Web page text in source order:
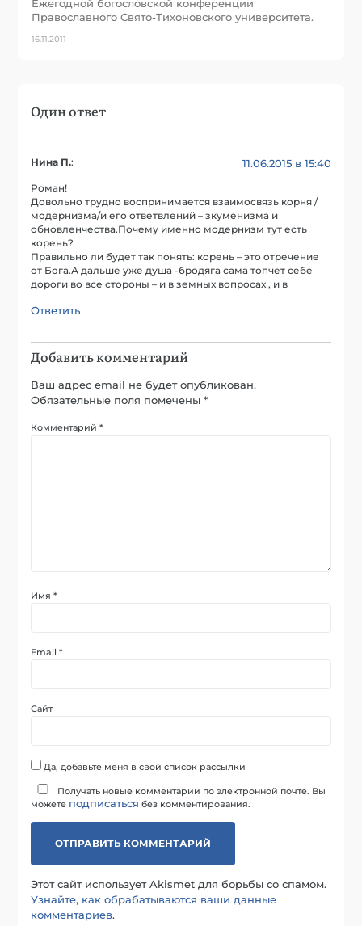
Ежегодной богословской конференции
Православного Свято-Тихоновского университета.
16.11.2011
Один ответ
Нина П.: 11.06.2015 в 15:40
Роман!
Довольно трудно воспринимается взаимосвязь корня /
модернизма/и его ответвлений – зкуменизма и
обновленчества.Почему именно модернизм тут есть
корень?
Правильно ли будет так понять: корень – это отречение
от Бога.А дальше уже душа -бродяга сама топчет себе
дороги во все стороны – и в земных вопросах , и в
Ответить
Добавить комментарий
Ваш адрес email не будет опубликован.
Обязательные поля помечены*
Комментарий*
Имя*
Email*
Сайт
Да, добавьте меня в свой список рассылки
Получать новые комментарии по электронной почте. Вы
можете подписаться без комментирования.
Этот сайт использует Akismet для борьбы со спамом.
Узнайте, как обрабатываются ваши данные
комментариев.